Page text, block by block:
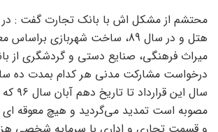
هتل و در سال 89، ساخت شهربازی
میراث فرهنگی، صنایع دستی و گردشگری از
درخواست مشارکت مدنی هر کدام بمدت ده
سال این
مصوبه است تمدید می‌گردید و هیچ معوقه